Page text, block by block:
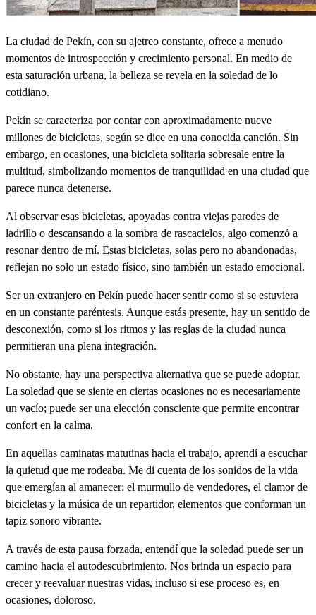
La ciudad de Pekín, con su ajetreo constante, ofrece a menudo
momentos de introspección y crecimiento personal. En medio de
esta saturación urbana, la belleza se revela en la soledad de lo
cotidiano.
Pekín se caracteriza por contar con aproximadamente nueve
millones de bicicletas, según se dice en una conocida canción. Sin
embargo, en ocasiones, una bicicleta solitaria sobresale entre la
multitud, simbolizando momentos de tranquilidad en una ciudad que
parece nunca detenerse.
Al observar esas bicicletas, apoyadas contra viejas paredes de
ladrillo o descansando a la sombra de rascacielos, algo comenzó a
resonar dentro de mí. Estas bicicletas, solas pero no abandonadas,
reflejan no solo un estado físico, sino también un estado emocional.
Ser un extranjero en Pekín puede hacer sentir como si se estuviera
en un constante paréntesis. Aunque estás presente, hay un sentido de
desconexión, como si los ritmos y las reglas de la ciudad nunca
permitieran una plena integración.
No obstante, hay una perspectiva alternativa que se puede adoptar.
La soledad que se siente en ciertas ocasiones no es necesariamente
un vacío; puede ser una elección consciente que permite encontrar
confort en la calma.
En aquellas caminatas matutinas hacia el trabajo, aprendí a escuchar
la quietud que me rodeaba. Me di cuenta de los sonidos de la vida
que emergían al amanecer: el murmullo de vendedores, el clamor de
bicicletas y la música de un repartidor, elementos que conforman un
tapiz sonoro vibrante.
A través de esta pausa forzada, entendí que la soledad puede ser un
camino hacia el autodescubrimiento. Nos brinda un espacio para
crecer y reevaluar nuestras vidas, incluso si ese proceso es, en
ocasiones, doloroso.